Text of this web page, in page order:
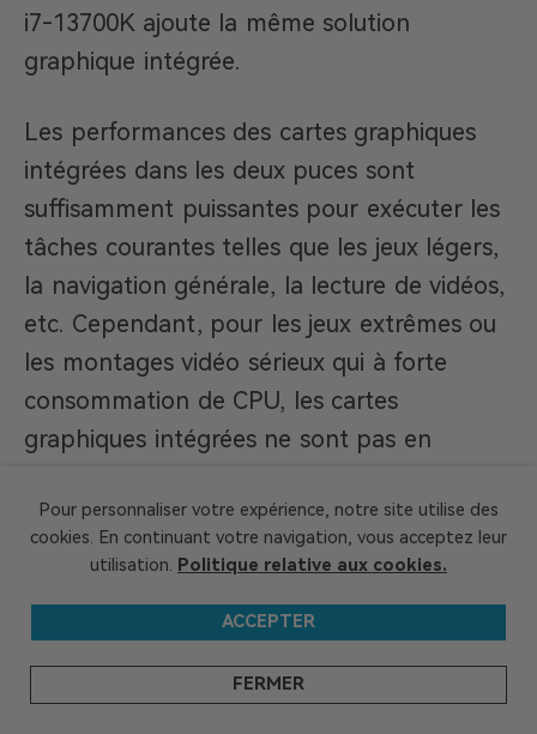
i7-13700K ajoute la même solution
graphique intégrée.
Les performances des cartes graphiques
intégrées dans les deux puces sont
suffisamment puissantes pour exécuter les
tâches courantes telles que les jeux légers,
la navigation générale, la lecture de vidéos,
etc. Cependant, pour les jeux extrêmes ou
les montages vidéo sérieux qui à forte
consommation de CPU, les cartes
graphiques intégrées ne sont pas en
oblige à fournir des images de haute
qualité.
Les joueurs occasionnels n’auront pas à se
priver de leur passion pour des jeux tels
que «Fortnite» ou « League of Legends »
Pour personnaliser votre expérience, notre site utilise des
cookies. En continuant votre navigation, vous acceptez leur
utilisation. Politique relative aux cookies.
ACCEPTER
FERMER